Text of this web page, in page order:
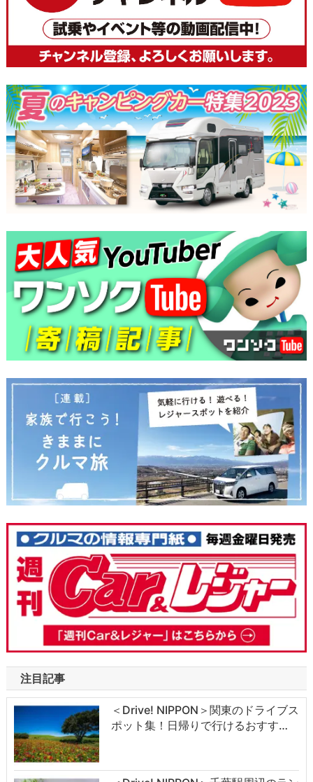
注目記事
＜Drive! NIPPON＞関東のドライブス
ポット集！日帰りで行けるおすす…